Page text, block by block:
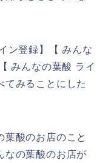
ン登録】【 みんな
みんなの葉酸 ライ
てみることにした
葉酸のお店のこと
なの葉酸のお店が